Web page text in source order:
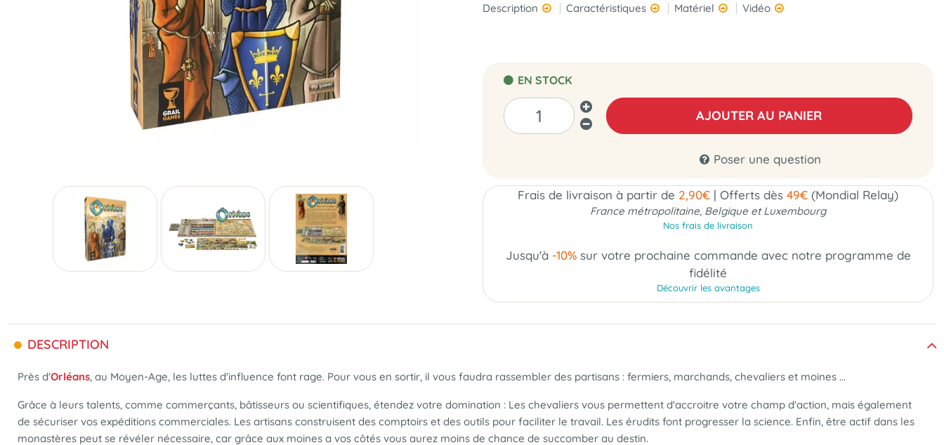
Description Caractéristiques Matériel Vidéo
EN STOCK
AJOUTER AU PANIER
Poser une question
Frais de livraison à partir de 2,90€ | Offerts dès 49€ (Mondial Relay)
France métropolitaine, Belgique et Luxembourg
Nos frais de livraison
Jusqu'à -10%sur votre prochaine commande avec notre programme de
fidélité
Découvrir les avantages
DESCRIPTION
Près d'Orléans, au Moyen-Age, les luttes d'influence font rage. Pour vous en sortir, il vous faudra rassembler des partisans : fermiers, marchands, chevaliers et moines ...
Grâce à leurs talents, comme commerçants, bâtisseurs ou scientifiques, étendez votre domination : Les chevaliers vous permettent d'accroitre votre champ d'action, mais également
de sécuriser vos expéditions commerciales. Les artisans construisent des comptoirs et des outils pour faciliter le travail. Les érudits font progresser la science. Enfin, être actif dans les
monastères peut se révéler nécessaire, car grâce aux moines a vos côtés vous aurez moins de chance de succomber au destin.